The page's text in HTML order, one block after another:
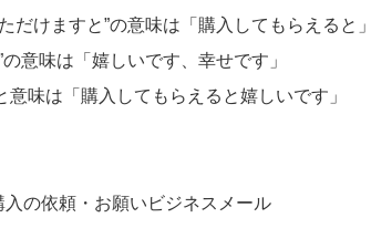
だけますと”の意味は「購入してもらえると」
の意味は「嬉しいです、幸せです」
意味は「購入してもらえると嬉しいです」
入の依頼・お願いビジネスメール